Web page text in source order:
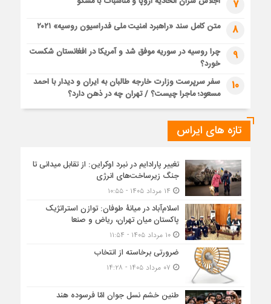
7
8 متن کامل سند «راهبرد امنیت ملی فدراسیون روسیه» ۲۰۲۱
9
چرا روسیه در سوریه موفق شد و آمریکا در افغانستان شکست
خورد؟
10
سفر سرپرست وزارت خارجه طالبان به ایران و دیدار با احمد
مسعود؛ ماجرا چیست؟ / تهران چه در ذهن دارد؟
تازه های ایراس
تغییر پارادایم در نبرد اوکراین: از تقابل میدانی تا
جنگ زیرساخت‌های انرژی
اسلام‌آباد در میانۀ طوفان: توازن استراتژیک
پاکستان میان تهران، ریاض و صنعا
۱۰ مرداد ۱۴۰۵ - ۱۱:۵۴
ضرورتی برخاسته از انتخاب
طنین خشم نسل جوان امّا فرسوده هند